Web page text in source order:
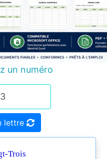
un numéro
lettre
Trois